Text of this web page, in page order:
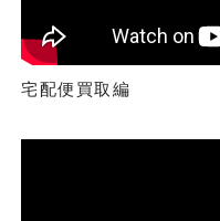
宅配便買取編